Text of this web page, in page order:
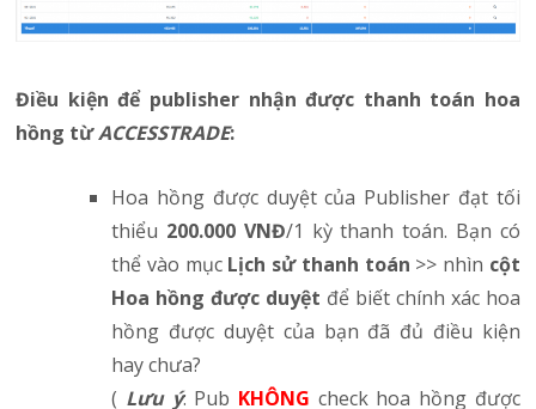
Điều kiện để publisher nhận được thanh toán hoa
hồng từACCESSTRADE:
Hoa hồng được duyệt của Publisher đạt tối
thiểu 200.000 VNĐ/1 kỳ thanh toán. Bạn có
thể vào mục Lịch sử thanh toán >> nhìn cột
Hoa hồng được duyệt để biết chính xác hoa
hồng được duyệt của bạn đã đủ điều kiện
hay chưa?
( Lưu ý: Pub KHÔNG check hoa hồng được